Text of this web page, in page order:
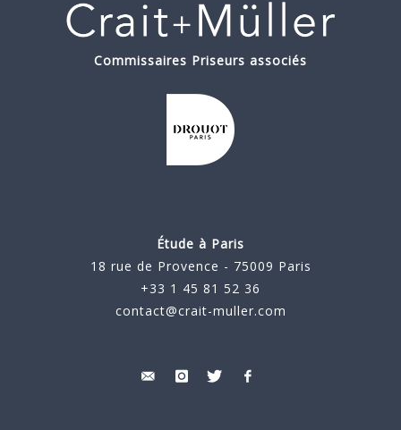
Commissaires Priseurs associés
Étude à Paris
18 rue de Provence - 75009 Paris
+33 1 45 81 52 36
contact@crait-muller.com